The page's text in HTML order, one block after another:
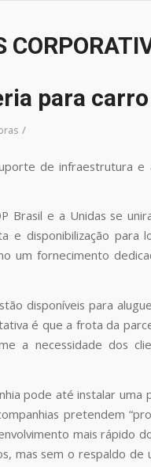
para
/
de infraestrutura
Brasil e a Unidas se
disponibilização para
um fornecimento
disponíveis para
é que a frota da
a necessidade dos
pode até instalar uma
pretendem
mais rápido
mas sem o respaldo